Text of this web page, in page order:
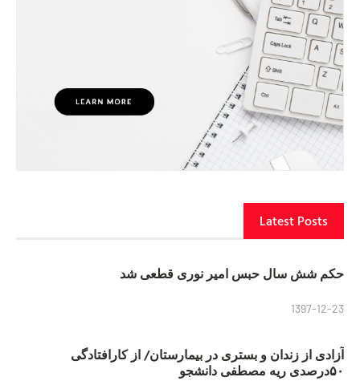
Latest Posts
حکم شش سال حبس امیر نوری قطعی شد
1397-12-23
آزادی از زندان و بستری در بیمارستان/ از کارافتادگی
۵۰درصدی ریه مصطفی دانشجو